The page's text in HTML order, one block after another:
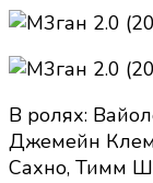
В ролях:
Джемейн
Сахно, Тимм